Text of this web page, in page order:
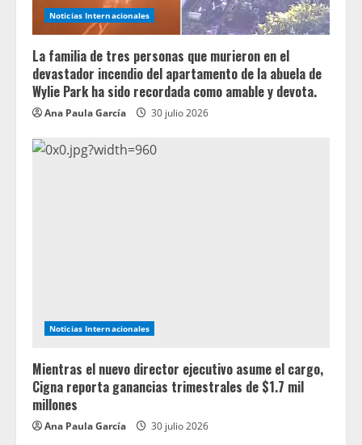
Noticias Internacionales
La familia de tres personas que murieron en el
devastador incendio del apartamento de la abuela de
Wylie Park ha sido recordada como amable y devota.
Ana Paula García 30 julio 2026
Noticias Internacionales
Mientras el nuevo director ejecutivo asume el cargo,
Cigna reporta ganancias trimestrales de $1.7 mil
millones
Ana Paula García 30 julio 2026